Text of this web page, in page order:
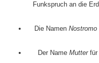
Funkspruch an die
Die NamenNostromo
Der Name Mutterfür